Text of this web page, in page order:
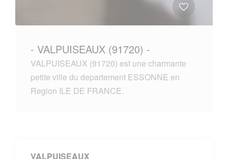
- VALPUISEAUX (91720) -
VALPUISEAUX (91720) est une charmante
petite ville du departement ESSONNE en
Region ILE DE FRANCE.
VALPUISEAUX